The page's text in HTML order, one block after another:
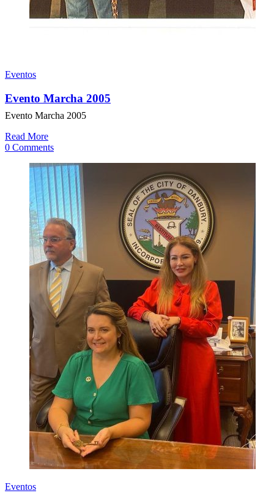
Eventos
Evento Marcha 2005
Evento Marcha 2005
Read More
0 Comments
Eventos